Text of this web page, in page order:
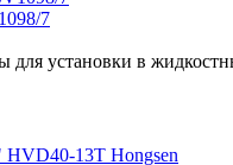
7
для установки в